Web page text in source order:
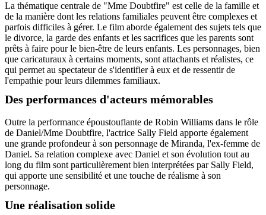
La thématique centrale de "Mme Doubtfire" est celle de la famille et
de la manière dont les relations familiales peuvent être complexes et
parfois difficiles à gérer. Le film aborde également des sujets tels que
le divorce, la garde des enfants et les sacrifices que les parents sont
prêts à faire pour le bien-être de leurs enfants. Les personnages, bien
que caricaturaux à certains moments, sont attachants et réalistes, ce
qui permet au spectateur de s'identifier à eux et de ressentir de
l'empathie pour leurs dilemmes familiaux.
Des performances d'acteurs mémorables
Outre la performance époustouflante de Robin Williams dans le rôle
de Daniel/Mme Doubtfire, l'actrice Sally Field apporte également
une grande profondeur à son personnage de Miranda, l'ex-femme de
Daniel. Sa relation complexe avec Daniel et son évolution tout au
long du film sont particulièrement bien interprétées par Sally Field,
qui apporte une sensibilité et une touche de réalisme à son
personnage.
Une réalisation solide